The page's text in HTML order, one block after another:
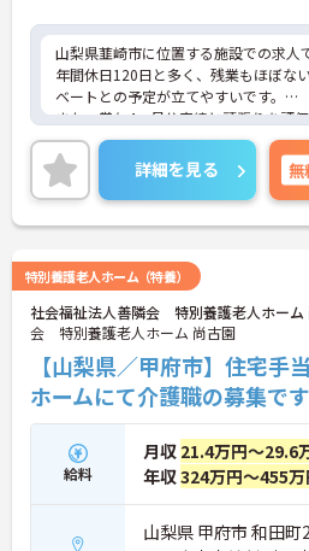
山梨県韮崎市に位置する施設での求人で
年間休日120日と多く、残業もほぼな
ベートとの予定が立てやすいです。
また、賞与4ヶ月分実績と頑張りを評
けます。
マイカー通勤OKなので、通勤のスト
も嬉しいポイントです。
ご興味のある方は、お気軽にお問い合
い。
詳細を見る 無
特別養護老人ホーム（特養）
社会福祉法人善隣会 特別養護老人ホーム
会 特別養護老人ホーム 尚古園
【山梨県／甲府市】住宅
ホームにて介護職の募集です
給料
月収 21.4万円～29.6
年収324万円～455万
山梨県 甲府市 和田町